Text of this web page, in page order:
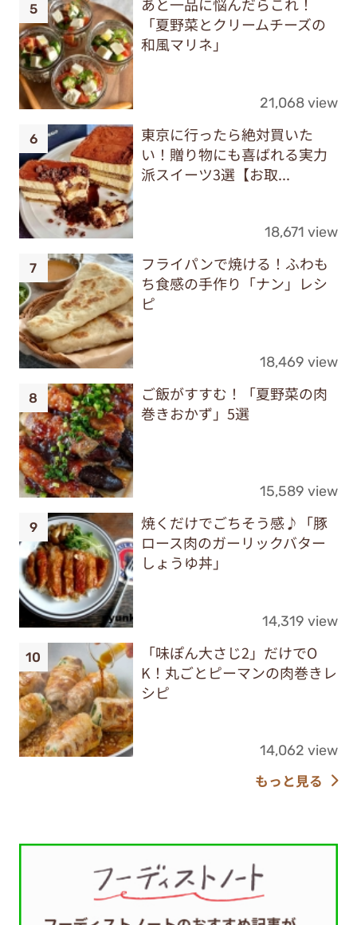
あと一品に悩んだらこれ！
「夏野菜とクリームチーズの
和風マリネ」
21,068 view
東京に行ったら絶対買いた
い！贈り物にも喜ばれる実力
派スイーツ3選【お取...
18,671 view
フライパンで焼ける！ふわも
ち食感の手作り「ナン」レシ
ピ
18,469 view
ご飯がすすむ！「夏野菜の肉
巻きおかず」5選
15,589 view
焼くだけでごちそう感♪「豚
ロース肉のガーリックバター
しょうゆ丼」
14,319 view
「味ぽん大さじ2」だけでO
K！丸ごとピーマンの肉巻きレ
シピ
14,062 view
もっと見る